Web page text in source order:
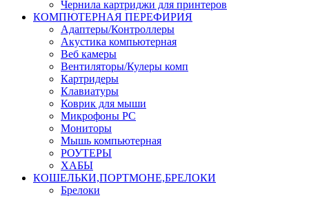
Чернила картриджи для принтеров
КОМПЮТЕРНАЯ ПЕРЕФИРИЯ
Адаптеры/Контроллеры
Акустика компьютерная
Веб камеры
Вентиляторы/Кулеры комп
Картридеры
Клавиатуры
Коврик для мыши
Микрофоны PC
Мониторы
Мышь компьютерная
РОУТЕРЫ
ХАБЫ
КОШЕЛЬКИ,ПОРТМОНЕ,БРЕЛОКИ
Брелоки